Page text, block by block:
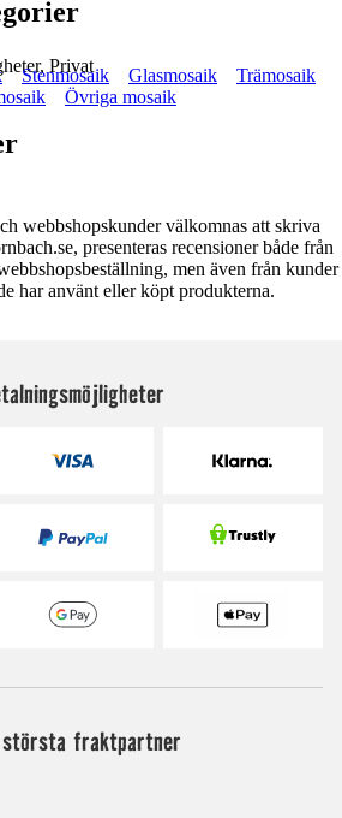
Privat
Stenmosaik Glasmosaik
Trämosaik
Övriga mosaik
webbshopskunder välkomnas att skriva
presenteras recensioner både från
men även från kunder
har använt eller köpt produkterna.
fraktpartner